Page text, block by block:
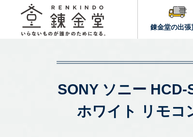
錬金堂の出張
SONY ソニー
ホワイト リモコ